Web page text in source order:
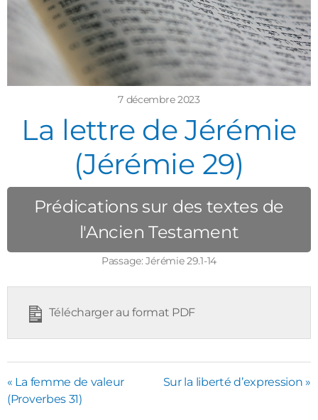
7 décembre 2023
La lettre de Jérémie
(Jérémie 29)
Prédications sur des textes de
l'Ancien Testament
Passage: Jérémie 29.1-14
Télécharger au format PDF
« La femme de valeur
(Proverbes 31)
Sur la liberté d’expression »